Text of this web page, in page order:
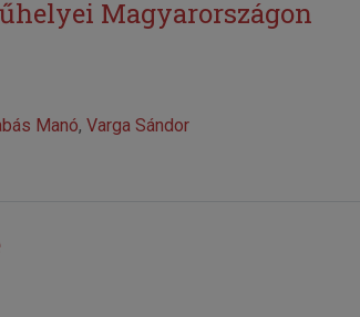
Magyarországon
Manó, Varga Sándor